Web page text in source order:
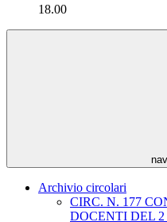
18.00
Archivio circolari
CIRC. N. 177
DOCENTI DEL